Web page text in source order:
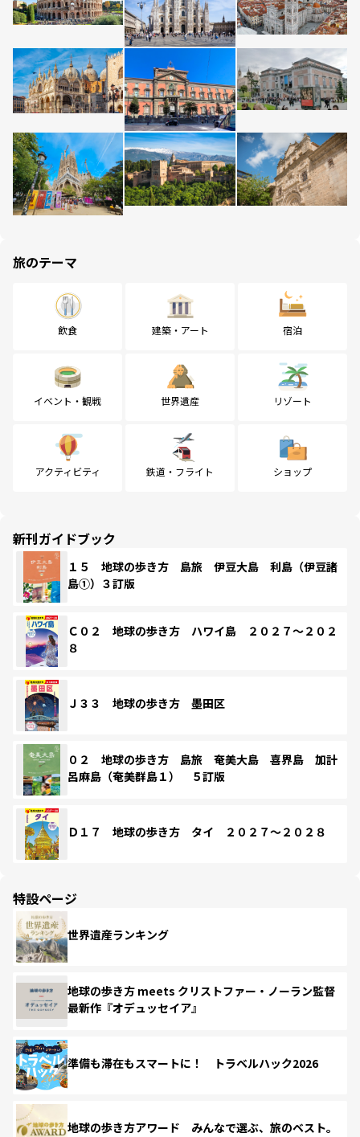
旅のテーマ
飲食 建築・アート 宿泊
イベント・観戦 世界遺産 リゾート
アクティビティ 鉄道・フライト ショップ
新刊ガイドブック
１５ 地球の歩き方 島旅 伊豆大島 利島（伊豆諸
島①）３訂版
Ｃ０２ 地球の歩き方 ハワイ島 ２０２７～２０２
８
Ｊ３３ 地球の歩き方 墨田区
０２ 地球の歩き方 島旅 奄美大島 喜界島 加計
呂麻島（奄美群島１） ５訂版
Ｄ１７ 地球の歩き方 タイ ２０２７～２０２８
特設ページ
世界遺産ランキング
地球の歩き方 meets クリストファー・ノーラン監督
最新作『オデュッセイア』
準備も滞在もスマートに！ トラベルハック2026
地球の歩き方アワード みんなで選ぶ、旅のベスト。